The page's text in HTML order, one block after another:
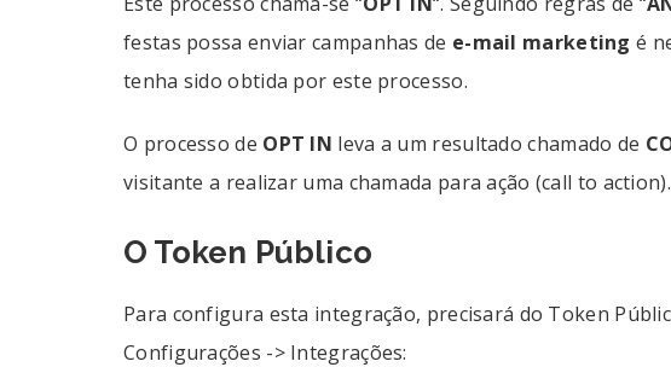
festas possa enviar campanhas de e-mail marketing é
tenha sido obtida por este processo.
O processo de OPT IN leva a um resultado chamado de
visitante a realizar uma chamada para ação (call to action).
O Token Público
Para configura esta integração, precisará do Token
Configurações -> Integrações: